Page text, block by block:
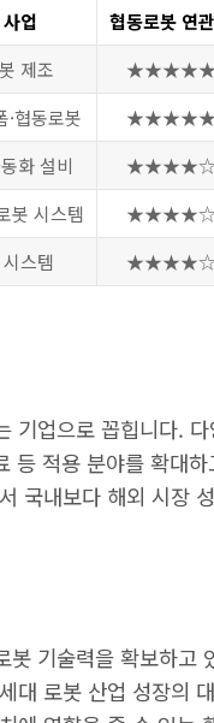
업 협동로봇 연
제조 ★★★★★
·협동로봇 ★★★★★
화 설비 ★★★★☆
봇 시스템 ★★★★☆
스템 ★★★★☆
기업으로 꼽힙니다.
등 적용 분야를 확대
국내보다 해외 시장
봇 기술력을 확보하고
대 로봇 산업 성장의